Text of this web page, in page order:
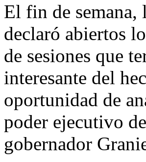
El fin de
declaró abiertos
de sesiones que
interesante del
oportunidad de
poder ejecutivo
gobernador